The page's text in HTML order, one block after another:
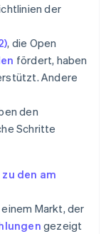
der
, die Open
fördert, haben
Andere
den
Schritte
den am
einem Markt, der
gezeigt